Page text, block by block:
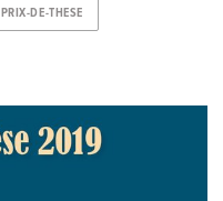
PRIX-DE-THESE